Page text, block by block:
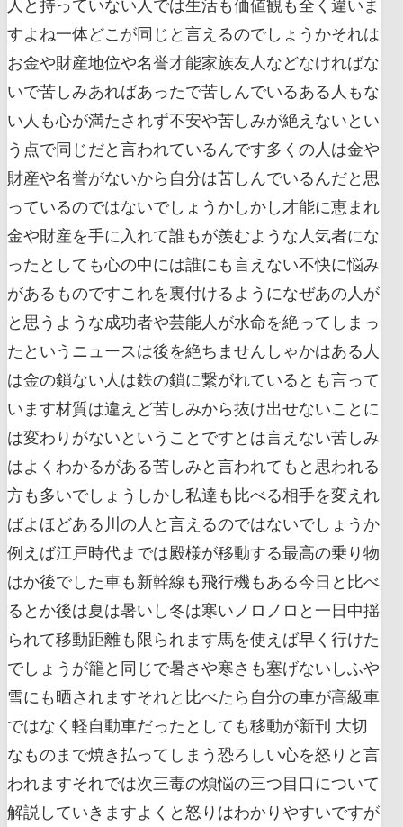
人と持っていない人では生活も価値観も全く違いま
すよね一体どこが同じと言えるのでしょうかそれは
お金や財産地位や名誉才能家族友人などなければな
いで苦しみあればあったで苦しんでいるある人もな
い人も心が満たされず不安や苦しみが絶えないとい
う点で同じだと言われているんです多くの人は金や
財産や名誉がないから自分は苦しんでいるんだと思
っているのではないでしょうかしかし才能に恵まれ
金や財産を手に入れて誰もが羨むような人気者にな
ったとしても心の中には誰にも言えない不快に悩み
があるものですこれを裏付けるようになぜあの人が
と思うような成功者や芸能人が水命を絶ってしまっ
たというニュースは後を絶ちませんしゃかはある人
は金の鎖ない人は鉄の鎖に繋がれているとも言って
います材質は違えど苦しみから抜け出せないことに
は変わりがないということですとは言えない苦しみ
はよくわかるがある苦しみと言われてもと思われる
方も多いでしょうしかし私達も比べる相手を変えれ
ばよほどある川の人と言えるのではないでしょうか
例えば江戸時代までは殿様が移動する最高の乗り物
はか後でした車も新幹線も飛行機もある今日と比べ
るとか後は夏は暑いし冬は寒いノロノロと一日中揺
られて移動距離も限られます馬を使えば早く行けた
でしょうが籠と同じで暑さや寒さも塞げないしふや
雪にも晒されますそれと比べたら自分の車が高級車
ではなく軽自動車だったとしても移動が新刊 大切
なものまで焼き払ってしまう恐ろしい心を怒りと言
われますそれでは次三毒の煩悩の三つ目口について
解説していきますよくと怒りはわかりやすいですが